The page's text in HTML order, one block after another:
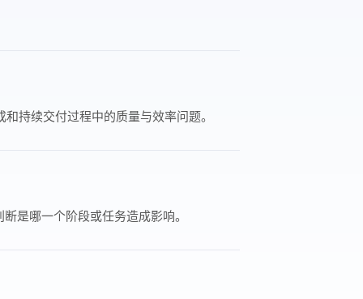
持续交付过程中的质量与效率问题。
是哪一个阶段或任务造成影响。